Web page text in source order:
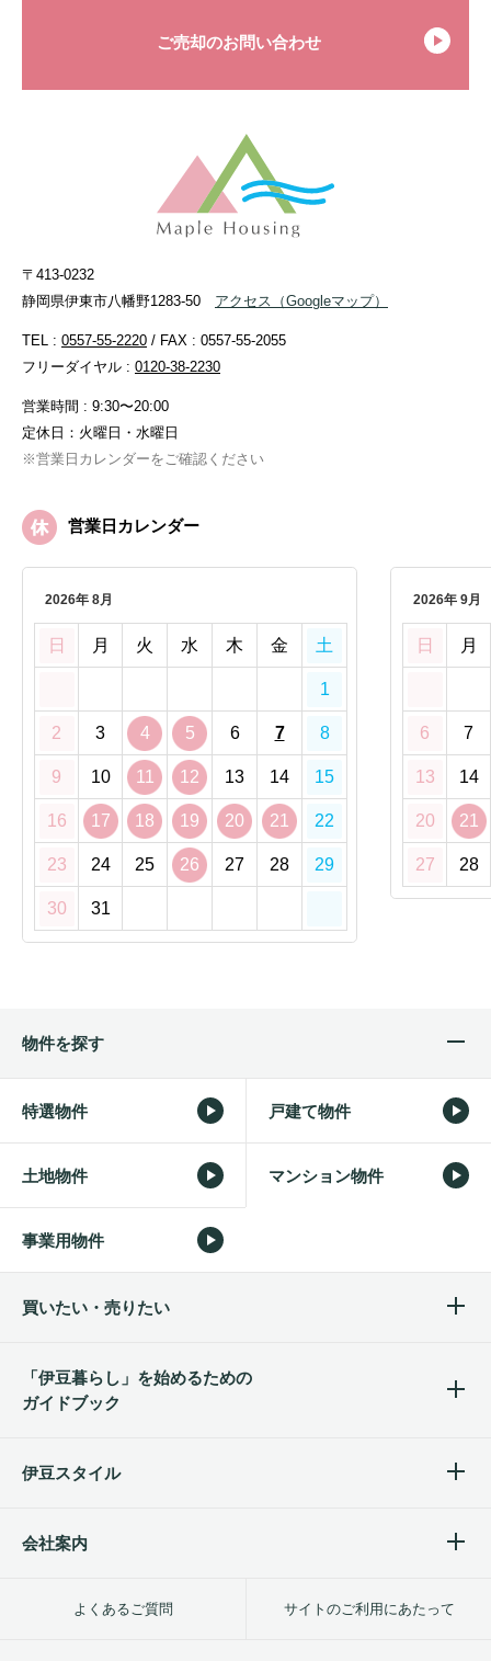
ご売却のお問い合わせ
〒413-0232
静岡県伊東市八幡野1283-50
アクセス （Googleマップ）
TEL : 0557-55-2220 / FAX : 0557-55-2055
フリーダイヤル : 0120-38-2230
営業時間 : 9:30〜20:00
定休日：火曜日・水曜日
※営業日カレンダーをご確認ください
営業日カレンダー
2026年 8月
日 月 火 水 木 金 土
1
2 3 4 5 6 7 8
9 10 11 12 13 14 15
16 17 18 19 20 21 22
23 24 25 26 27 28 29
30 31
2026年 9月
日 月
6 7
13 14
20 21
27 28
物件を探す
特選物件 戸建て物件
土地物件 マンション物件
事業用物件
買いたい・売りたい
「伊豆暮らし」を始めるための
ガイドブック
伊豆スタイル
会社案内
よくあるご質問 サイトのご利用にあたって